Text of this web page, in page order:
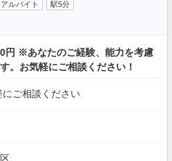
ルバイト
駅5分
円 ※あなたのご経験、能力を考慮
。お気軽にご相談ください！
ご相談ください